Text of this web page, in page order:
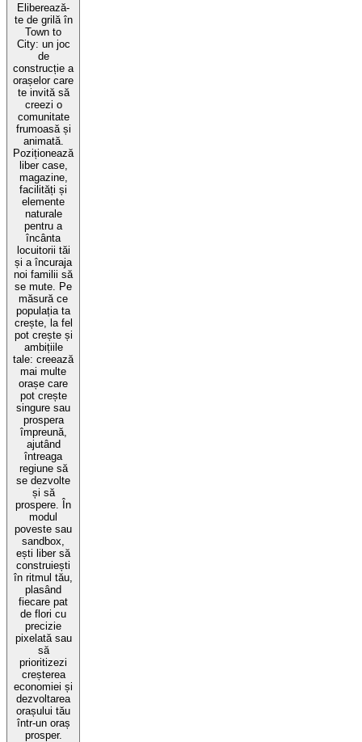
Eliberează-
te de grilă în
Town to
City: un joc
de
construcție a
orașelor care
te invită să
creezi o
comunitate
frumoasă și
animată.
Poziționează
liber case,
magazine,
facilități și
elemente
naturale
pentru a
încânta
locuitorii tăi
și a încuraja
noi familii să
se mute. Pe
măsură ce
populația ta
crește, la fel
pot crește și
ambițiile
tale: creează
mai multe
orașe care
pot crește
singure sau
prospera
împreună,
ajutând
întreaga
regiune să
se dezvolte
și să
prospere. În
modul
poveste sau
sandbox,
ești liber să
construiești
în ritmul tău,
plasând
fiecare pat
de flori cu
precizie
pixelată sau
să
prioritizezi
creșterea
economiei și
dezvoltarea
orașului tău
într-un oraș
prosper.